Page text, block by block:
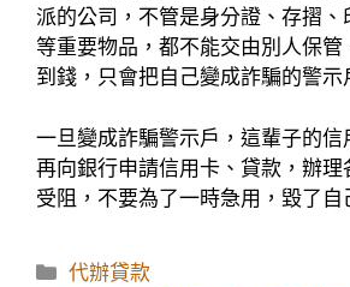
派的公司，不管是身分證、存摺、
等重要物品，都不能交由別人保
到錢，只會把自己變成詐騙的警示
一旦變成詐騙警示戶，這輩子的信
再向銀行申請信用卡、貸款，辦理
受阻，不要為了一時急用，毀了自
分
代辦貸款